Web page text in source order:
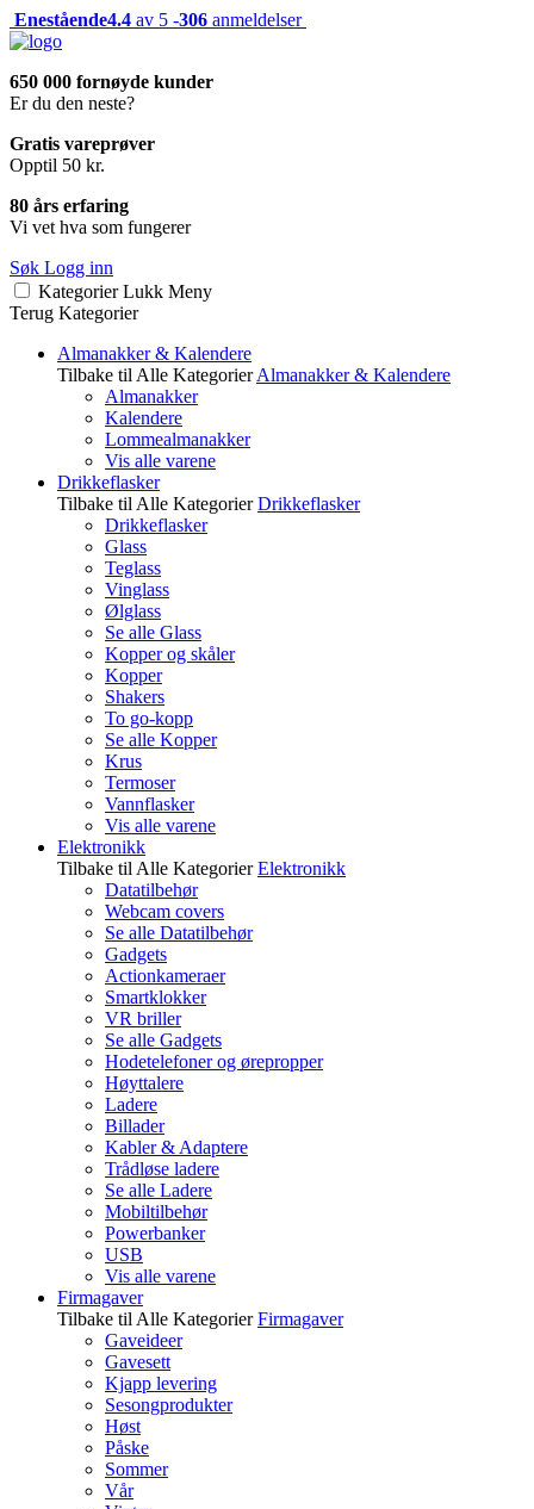
Enestående4.4 av 5 -306 anmeldelser
650 000 fornøyde kunder
Er du den neste?
Gratis vareprøver
Opptil 50 kr.
80 års erfaring
Vi vet hva som fungerer
Søk Logg inn
Kategorier Lukk Meny
Terug Kategorier
Almanakker & Kalendere
Tilbake til Alle Kategorier Almanakker & Kalendere
Almanakker
Kalendere
Lommealmanakker
Vis alle varene
Drikkeflasker
Tilbake til Alle Kategorier Drikkeflasker
Drikkeflasker
Glass
Teglass
Vinglass
Ølglass
Se alle Glass
Kopper og skåler
Kopper
Shakers
To go-kopp
Se alle Kopper
Krus
Termoser
Vannflasker
Vis alle varene
Elektronikk
Tilbake til Alle Kategorier Elektronikk
Datatilbehør
Webcam covers
Se alle Datatilbehør
Gadgets
Actionkameraer
Smartklokker
VR briller
Se alle Gadgets
Hodetelefoner og ørepropper
Høyttalere
Ladere
Billader
Kabler & Adaptere
Trådløse ladere
Se alle Ladere
Mobiltilbehør
Powerbanker
USB
Vis alle varene
Firmagaver
Tilbake til Alle Kategorier Firmagaver
Gaveideer
Gavesett
Kjapp levering
Sesongprodukter
Høst
Påske
Sommer
Vår